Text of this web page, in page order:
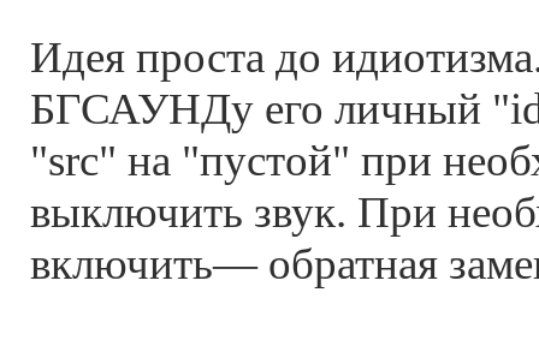
Идея проста до
БГСАУНДу его личный
"src" на "пустой" при
выключить звук. При
включить— обратная